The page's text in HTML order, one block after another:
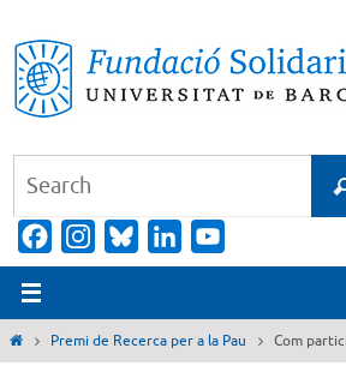
to
content
FacebookInstagramBlueskyLinkedIn
Channel
HomePremi de Recerca per a la Pau Com